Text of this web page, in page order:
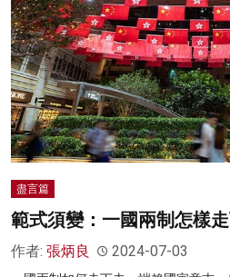
盡言篇
範式須變：一國兩制怎樣
作者: 張炳良 2024-07-03